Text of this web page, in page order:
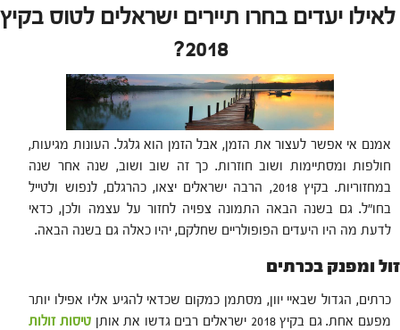
לאילו יעדים בחרו תיירים ישראלים לטוס בקיץ
2018?
אמנם אי אפשר לעצור את הזמן, אבל הזמן הוא גלגל. העונות מגיעות,
חולפות ומסתיימות ושוב חוזרות. כך זה שוב ושוב, שנה אחר שנה
במחזוריות. בקיץ 2018, הרבה ישראלים יצאו, כהרגלם, לנפוש ולטייל
בחו"ל. גם בשנה הבאה התמונה צפויה לחזור על עצמה ולכן, כדאי
לדעת מה היו היעדים הפופולריים שחלקם, יהיו כאלה גם בשנה הבאה.
זול ומפנק בכרתים
כרתים, הגדול שבאיי יוון, מסתמן כמקום שכדאי להגיע אליו אפילו יותר
מפעם אחת. גם בקיץ 2018 ישראלים רבים גדשו את אותן
טיסות זולות